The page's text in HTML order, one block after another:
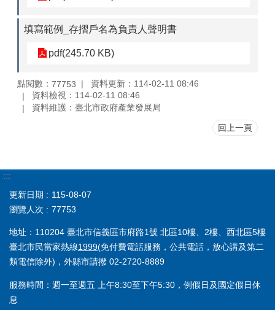
填寫範例_存摺戶名為負責人聲明書
pdf(245.70 KB)
點閱數： 77753
資料更新：114-02-11 08:46
資料檢視：114-02-11 08:46
資料維護：臺北市政府產業發展局
回上一頁
:::
更新日期
115-08-07
瀏覽人次
77753
地址：110204 臺北市信義區市府路1號 北區10樓、2樓、西北區5樓
臺北市民當家熱線1999(免付費電話服務，公共電話，放心講及第二
類電信除外)，外縣市請撥 02-2720-8889
服務時間：週一至週五 上午8:30至下午5:30，例假日及國定假日休
息